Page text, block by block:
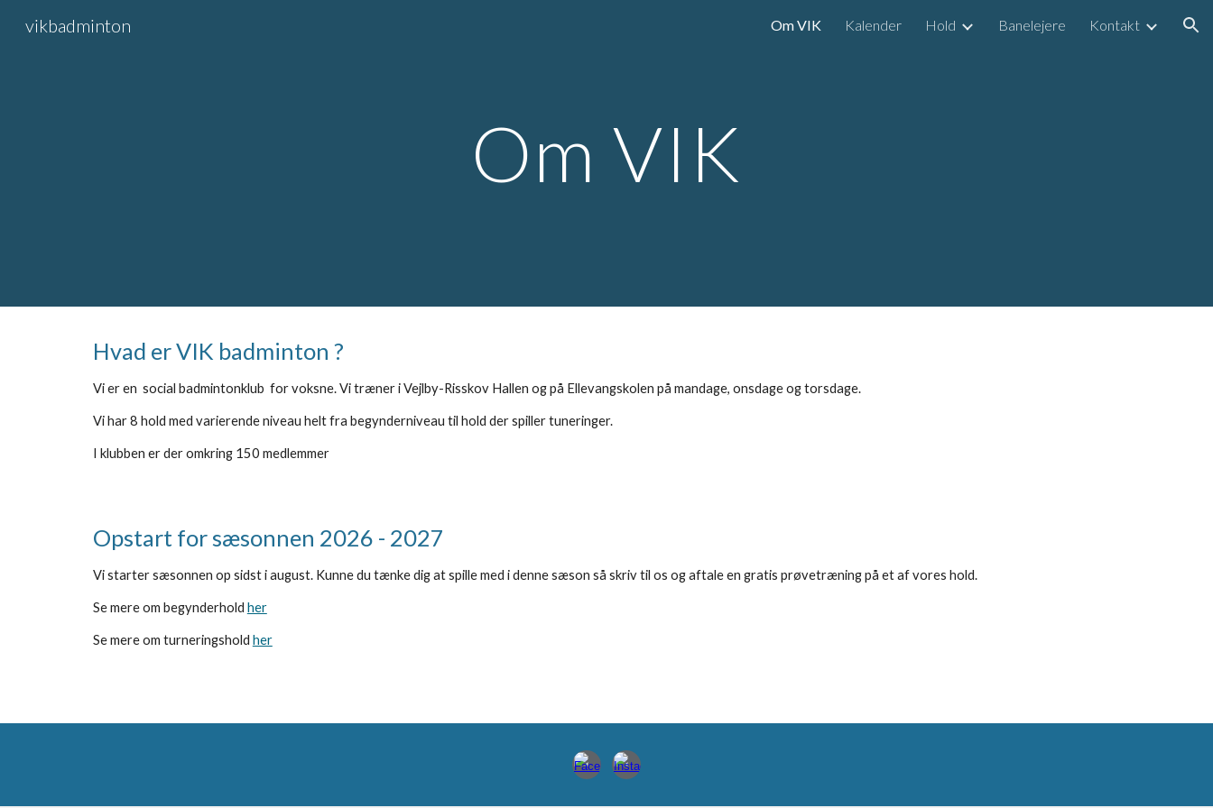
Skip to navigation
vikbadminton Om VIK Kalender Hold Banelejere Kontakt
Om VIK
Hvad er VIK badminton ?
Vi er en social badmintonklub for voksne. Vi træner i Vejlby-Risskov Hallen og på Ellevangskolen på mandage, onsdage og torsdage.
Vi har 8 hold med varierende niveau helt fra begynderniveau til hold der spiller tuneringer.
I klubben er der omkring 150 medlemmer
Opstart for sæsonnen 2026 - 2027
Vi starter sæsonnen op sidst i august. Kunne du tænke dig at spille med i denne sæson så skriv til os og aftale en gratis prøvetræning på et af vores hold.
Se mere om begynderhold her
Se mere om turneringshold her